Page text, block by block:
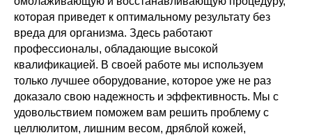
которая приведет к оптимальному результату без
вреда для организма. Здесь работают
профессионалы, обладающие высокой
квалификацией. В своей работе мы используем
только лучшее оборудование, которое уже не раз
доказало свою надежность и эффективность. Мы с
удовольствием поможем вам решить проблему с
целлюлитом, лишним весом, дряблой кожей,